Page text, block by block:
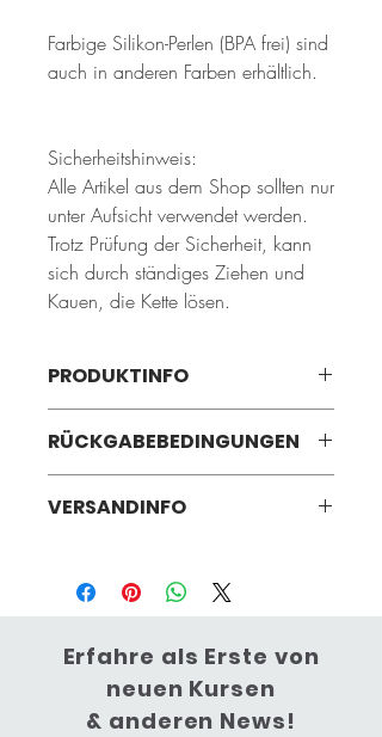
Farbige Silikon-Perlen (BPA frei) sind
auch in anderen Farben erhältlich.
Sicherheitshinweis:
Alle Artikel aus dem Shop sollten nur
unter Aufsicht verwendet werden.
Trotz Prüfung der Sicherheit, kann
sich durch ständiges Ziehen und
Kauen, die Kette lösen.
PRODUKTINFO
Mamibude
BPA frei
Schadstofffreies Holz
RÜCKGABEBEDINGUNGEN
laut Fernabsatzgesetz (FernAbsG)
VERSANDINFO
(Bei Versandwunsch kontaktiere mich
Erfahre als Erste von
neuen Kursen
& anderen News!